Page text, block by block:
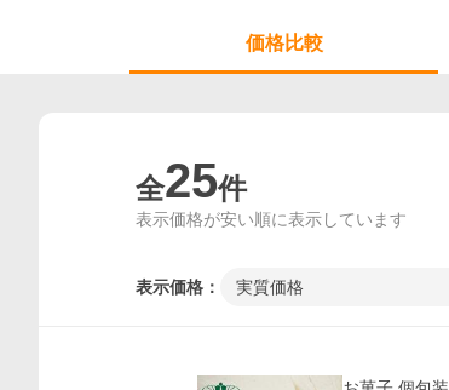
価格比較
全25件
表示価格が安い順に表示しています
表示価格： 実質価格